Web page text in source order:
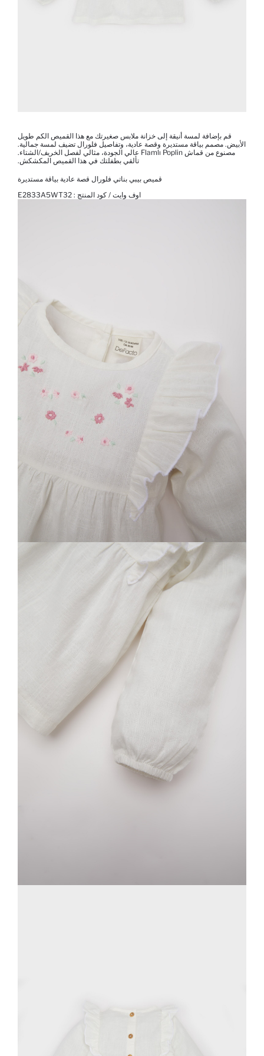
قم بإضافة لمسة أنيقة إلى خزانة ملابس صغيرتك مع هذا القميص الكم طويل
الأبيض. مصمم بياقة مستديرة وقصة عادية، وتفاصيل فلورال تضيف لمسة جمالية.
مصنوع من قماش Flamlı Poplin عالي الجودة، مثالي لفصل الخريف/الشتاء.
تألقي بطفلتك في هذا القميص المكشكش.
قميص بيبي بناتي فلورال قصة عادية بياقة مستديرة
اوف وايت / كود المنتج : E2833A5WT32